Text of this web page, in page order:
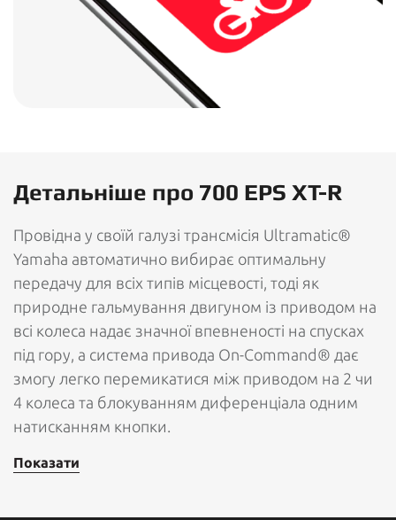
Детальніше про 700 EPS XT-R
Провідна у своїй галузі трансмісія Ultramatic®
Yamaha автоматично вибирає оптимальну
передачу для всіх типів місцевості, тоді як
природне гальмування двигуном із приводом на
всі колеса надає значної впевненості на спусках
під гору, а система привода On-Command® дає
змогу легко перемикатися між приводом на 2 чи
4 колеса та блокуванням диференціала одним
натисканням кнопки.
Показати